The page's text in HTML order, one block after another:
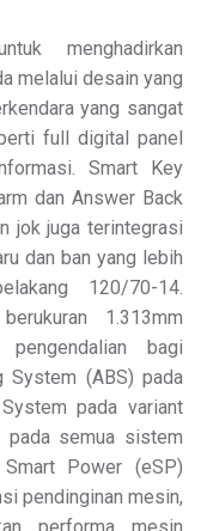
menghadirkan
melalui desain yang
yang sangat
full digital panel
Smart Key
dan Answer Back
jok juga terintegrasi
dan ban yang lebih
120/70-14.
1.313mm
pengendalian bagi
System (ABS) pada
pada variant
pada semua sistem
Smart Power (eSP)
pendinginan mesin,
performa mesin